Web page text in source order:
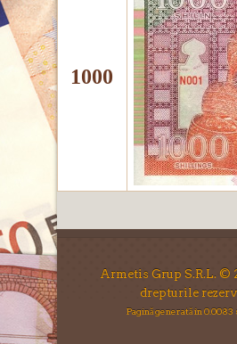
1000
Armetis Grup S.R.L. ©
drepturile
Pagină generată în 0.0083